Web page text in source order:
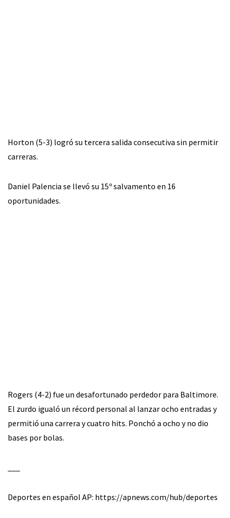
Horton (5-3) logró su tercera salida consecutiva sin permitir
carreras.
Daniel Palencia se llevó su 15º salvamento en 16
oportunidades.
Rogers (4-2) fue un desafortunado perdedor para Baltimore.
El zurdo igualó un récord personal al lanzar ocho entradas y
permitió una carrera y cuatro hits. Ponchó a ocho y no dio
bases por bolas.
Deportes en español AP: https://apnews.com/hub/deportes